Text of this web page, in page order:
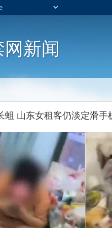
新闻
蛆 山东女租客仍淡定滑手